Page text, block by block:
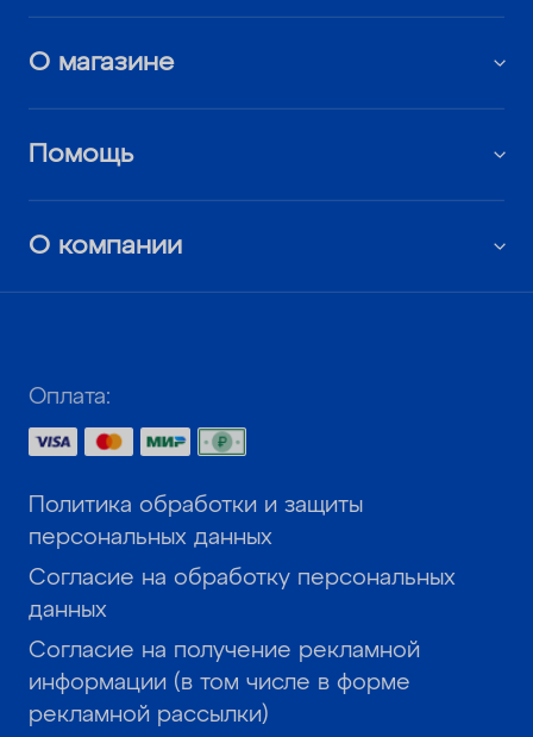
О магазине
Помощь
О компании
Оплата:
Политика обработки и защиты
персональных данных
Согласие на обработку персональных
данных
Согласие на получение рекламной
информации (в том числе в форме
рекламной рассылки)